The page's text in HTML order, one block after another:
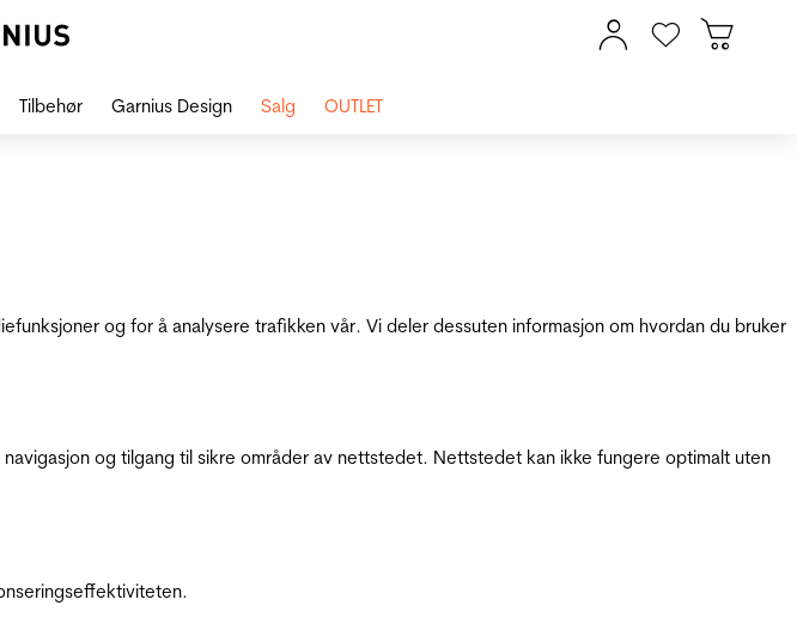
og for å analysere trafikken vår. Vi deler dessuten informasjon om hvordan du bruker
og tilgang til sikre områder av nettstedet. Nettstedet kan ikke fungere optimalt uten
Tilbehør Garnius Design Salg OUTLET